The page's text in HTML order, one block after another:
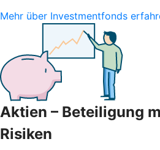
Mehr über Investmentfonds
Aktien – Beteiligung
Risiken